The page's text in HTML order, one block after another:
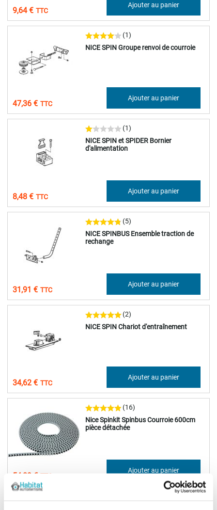
9,64 €
Ajouter au panier
NICE SPIN Groupe renvoi de courroie
(1)
47,36 €
Ajouter au panier
NICE SPIN et SPIDER Bornier
d'alimentation
(1)
8,48 €
Ajouter au panier
NICE SPINBUS Ensemble traction de
rechange
(5)
31,91 €
Ajouter au panier
NICE SPIN Chariot d'entraînement
(2)
34,62 €
Ajouter au panier
Nice Spinkit Spinbus Courroie 600cm
pièce détachée
(16)
54,89 €
Ajouter au panier